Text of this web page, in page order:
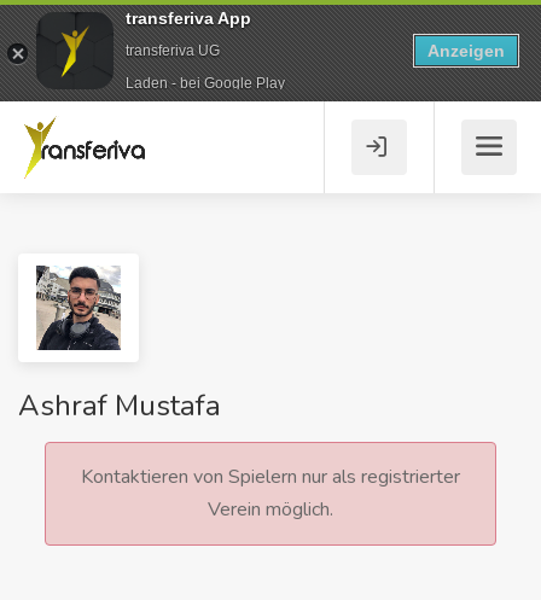
Ashraf Mustafa
Kontaktieren von Spielern nur als registrierter
Verein möglich.
transferiva App
transferiva UG
Laden - bei Google Play
Anzeigen